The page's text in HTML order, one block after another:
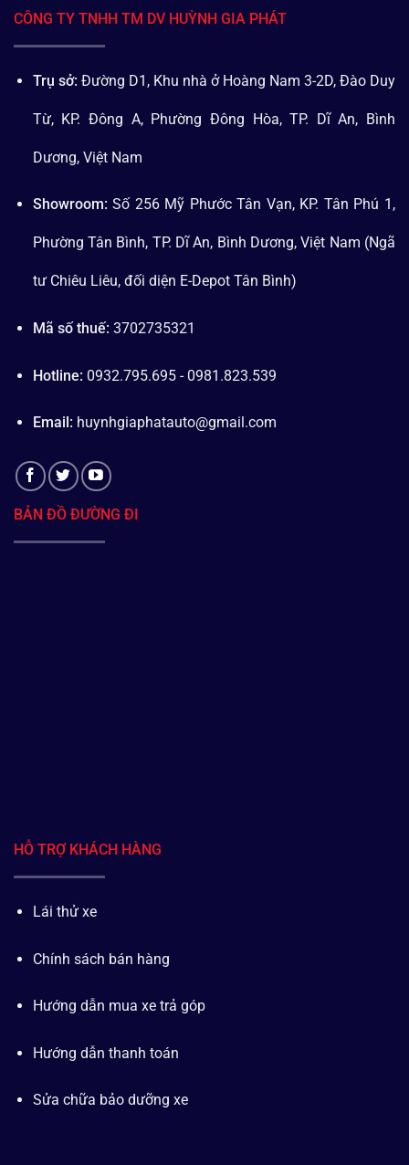
CÔNG TY TNHH TM DV HUỲNH GIA PHÁT
Trụ sở: Đường D1, Khu nhà ở Hoàng Nam 3-2D, Đào Duy
Từ, KP. Đông A, Phường Đông Hòa, TP. Dĩ An, Bình
Dương, Việt Nam
Showroom: Số 256 Mỹ Phước Tân Vạn, KP. Tân Phú 1,
Phường Tân Bình, TP. Dĩ An, Bình Dương, Việt Nam (Ngã
tư Chiêu Liêu, đối diện E-Depot Tân Bình)
Mã số thuế: 3702735321
Hotline: 0932.795.695 - 0981.823.539
Email: huynhgiaphatauto@gmail.com
BẢN ĐỒ ĐƯỜNG ĐI
HỖ TRỢ KHÁCH HÀNG
Lái thử xe
Chính sách bán hàng
Hướng dẫn mua xe trả góp
Hướng dẫn thanh toán
Sửa chữa bảo dưỡng xe